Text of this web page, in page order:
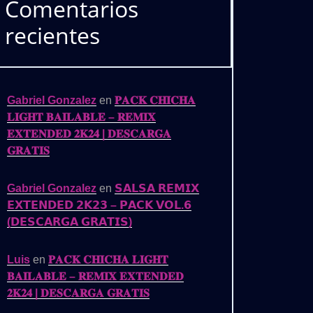
Comentarios
recientes
Gabriel Gonzalez en 𝐏𝐀𝐂𝐊 𝐂𝐇𝐈𝐂𝐇𝐀
𝐋𝐈𝐆𝐇𝐓 𝐁𝐀𝐈𝐋𝐀𝐁𝐋𝐄 – 𝐑𝐄𝐌𝐈𝐗
𝐄𝐗𝐓𝐄𝐍𝐃𝐄𝐃 𝟐𝐊𝟐𝟒 | 𝐃𝐄𝐒𝐂𝐀𝐑𝐆𝐀
𝐆𝐑𝐀𝐓𝐈𝐒
Gabriel Gonzalez en 𝗦𝗔𝗟𝗦𝗔 𝗥𝗘𝗠𝗜𝗫
𝗘𝗫𝗧𝗘𝗡𝗗𝗘𝗗 𝟮𝗞𝟮𝟯 – 𝗣𝗔𝗖𝗞 𝗩𝗢𝗟.𝟲
(𝗗𝗘𝗦𝗖𝗔𝗥𝗚𝗔 𝗚𝗥𝗔𝗧𝗜𝗦)
Luis en 𝐏𝐀𝐂𝐊 𝐂𝐇𝐈𝐂𝐇𝐀 𝐋𝐈𝐆𝐇𝐓
𝐁𝐀𝐈𝐋𝐀𝐁𝐋𝐄 – 𝐑𝐄𝐌𝐈𝐗 𝐄𝐗𝐓𝐄𝐍𝐃𝐄𝐃
𝟐𝐊𝟐𝟒 | 𝐃𝐄𝐒𝐂𝐀𝐑𝐆𝐀 𝐆𝐑𝐀𝐓𝐈𝐒